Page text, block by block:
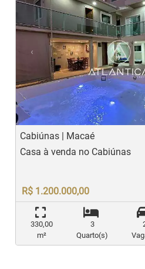
‹
Previous
Cabiúnas | Macaé
Casa à venda no Cabiúnas
R$ 1.200.000,00
330,00
m²
3
Quarto(s)